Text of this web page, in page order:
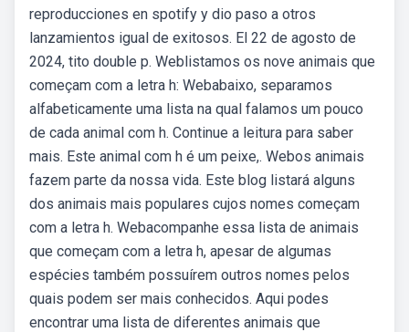
reproducciones en spotify y dio paso a otros
lanzamientos igual de exitosos. El 22 de agosto de
2024, tito double p. Weblistamos os nove animais que
começam com a letra h: Webabaixo, separamos
alfabeticamente uma lista na qual falamos um pouco
de cada animal com h. Continue a leitura para saber
mais. Este animal com h é um peixe,. Webos animais
fazem parte da nossa vida. Este blog listará alguns
dos animais mais populares cujos nomes começam
com a letra h. Webacompanhe essa lista de animais
que começam com a letra h, apesar de algumas
espécies também possuírem outros nomes pelos
quais podem ser mais conhecidos. Aqui podes
encontrar uma lista de diferentes animais que